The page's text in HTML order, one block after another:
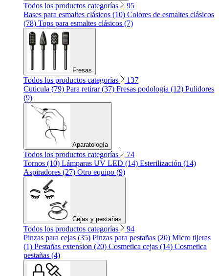
Todos los productos categorías
95
Bases para esmaltes clásicos (10) Colores de esmaltes clásicos
(78) Tops para esmaltes clásicos (7)
Fresas
Todos los productos categorías
137
Cuticula (79) Para retirar (37) Fresas podología (12) Pulidores
(9)
Aparatología
Todos los productos categorías
74
Tornos (10) Lámparas UV LED (14) Esterilización (14)
Aspiradores (27) Otro equipo (9)
Cejas y pestañas
Todos los productos categorías
94
Pinzas para cejas (35) Pinzas para pestañas (20) Micro tijeras
(1) Pestañas extension (20) Cosmetica cejas (14) Cosmetica
pestañas (4)